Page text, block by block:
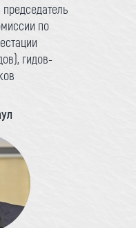
по
гидов-